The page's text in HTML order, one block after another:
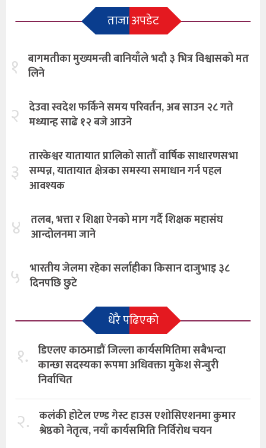
ताजा अपडेट
१ बागमतीका मुख्यमन्त्री बानियाँले भदौ ३ भित्र विश्वासको मत
लिने
२ देउवा स्वदेश फर्किने समय परिवर्तन, अब साउन २८ गते
मध्यान्ह साढे १२ बजे आउने
३
तारकेश्वर यातायात प्रालिको सातौँ वार्षिक साधारणसभा
सम्पन्न, यातायात क्षेत्रका समस्या समाधान गर्न पहल
आवश्यक
४ तलब, भत्ता र शिक्षा ऐनको माग गर्दै शिक्षक महासंघ
आन्दोलनमा जाने
५ भारतीय जेलमा रहेका सर्लाहीका किसान दाजुभाइ ३८
दिनपछि छुटे
धेरै पढिएको
१. डिएलए काठमाडौं जिल्ला कार्यसमितिमा सबैभन्दा
कान्छा सदस्यका रूपमा अधिवक्ता मुकेश सेन्चुरी
निर्वाचित
२. कलंकी होटेल एण्ड गेस्ट हाउस एशोसिएशनमा कुमार
श्रेष्ठको नेतृत्व, नयाँ कार्यसमिति निर्विरोध चयन